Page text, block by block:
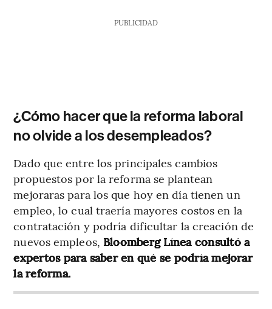
PUBLICIDAD
¿Cómo hacer que la reforma laboral
no olvide a los desempleados?
Dado que entre los principales cambios
propuestos por la reforma se plantean
mejoraras para los que hoy en día tienen un
empleo, lo cual traería mayores costos en la
contratación y podría dificultar la creación de
nuevos empleos, Bloomberg Línea consultó a
expertos para saber en qué se podría mejorar
la reforma.